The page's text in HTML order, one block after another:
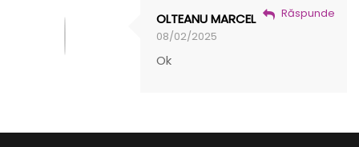
OLTEANU MARCEL
08/02/2025
Ok
Răspunde